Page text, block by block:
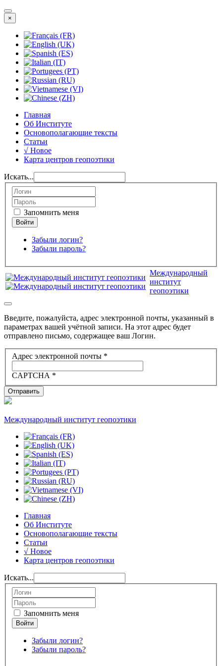
×
Главная
Об Институте
Основополагающие тексты
Статьи
√ Новое
Карта центров геопоэтики
Искать...
Запомнить меня
Забыли логин?
Забыли пароль?
Международный
институт
геопоэтики
Введите, пожалуйста, адрес электронной почты, указанный в
параметрах вашей учётной записи. На этот адрес будет
отправлено письмо, содержащее ваш Логин.
Адрес электронной почты *
CAPTCHA *
Отправить
Международный институт геопоэтики
Главная
Об Институте
Основополагающие тексты
Статьи
√ Новое
Карта центров геопоэтики
Искать...
Запомнить меня
Забыли логин?
Забыли пароль?